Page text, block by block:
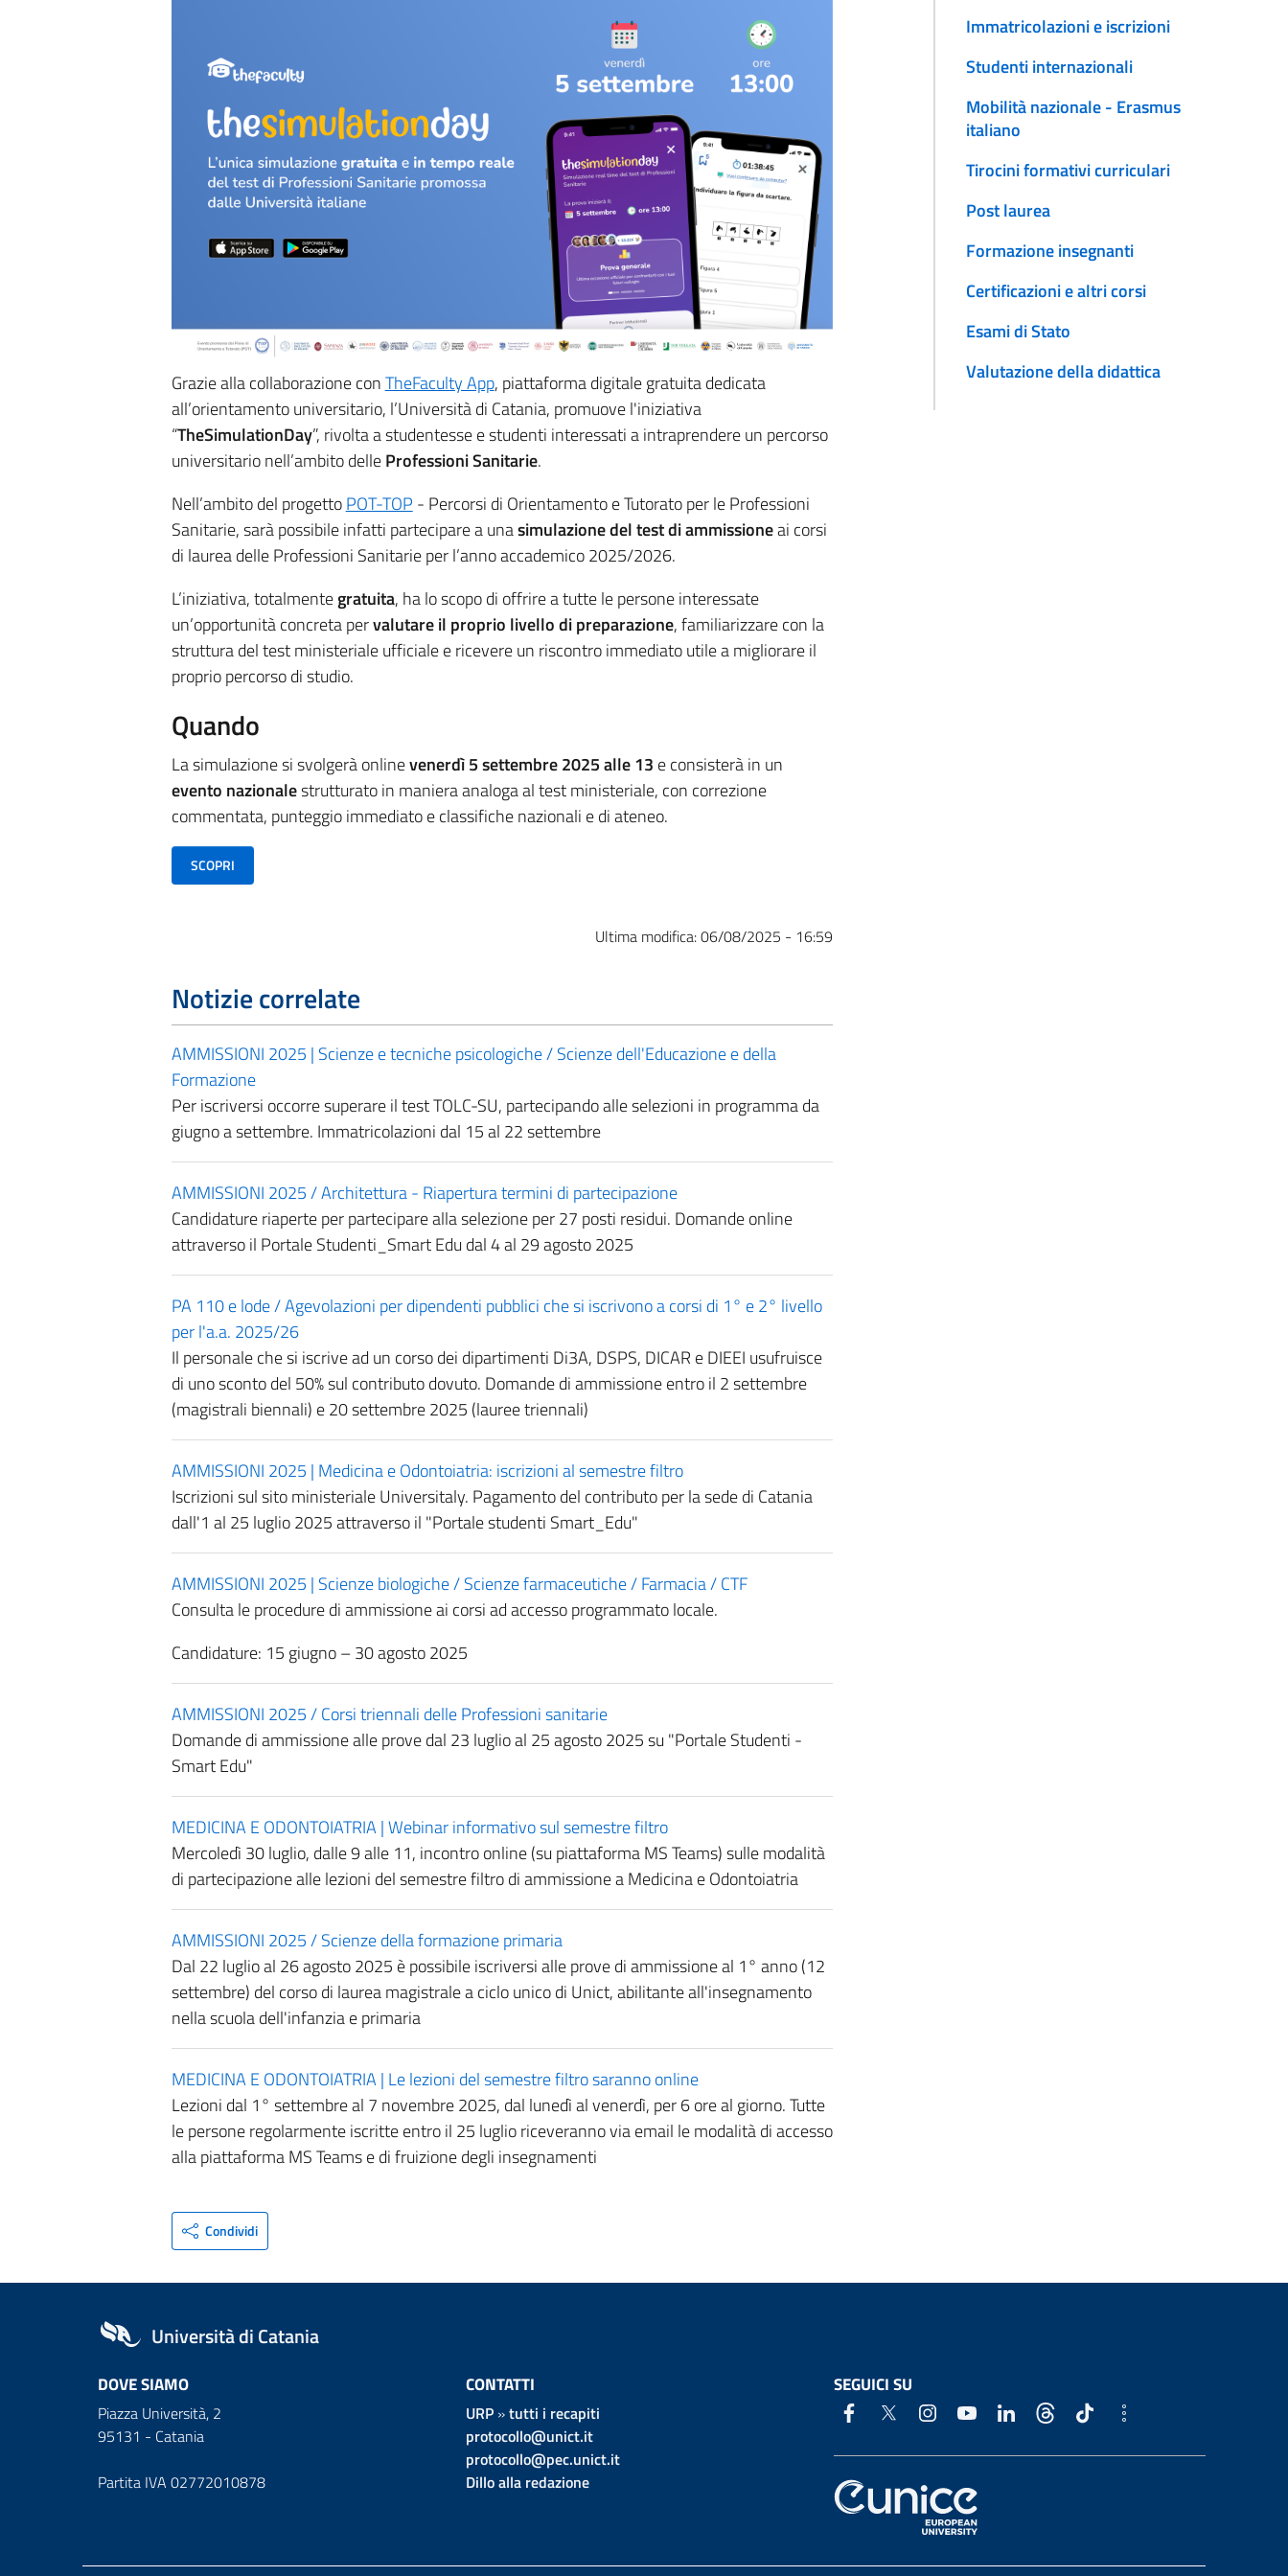
Grazie alla collaborazione conTheFaculty App, piattaforma digitale gratuita dedicata
all’orientamento universitario, l’Università di Catania, promuove l'iniziativa
“TheSimulationDay”, rivolta a studentesse e studenti interessati a intraprendere un percorso
universitario nell’ambito delleProfessioni Sanitarie.
Nell’ambito del progettoPOT-TOP - Percorsi di Orientamento e Tutorato per le Professioni
Sanitarie, sarà possibile infatti partecipare a unasimulazione del test di ammissioneai corsi
di laurea delle Professioni Sanitarie per l’anno accademico 2025/2026.
L’iniziativa, totalmentegratuita, ha lo scopo di offrire a tutte le persone interessate
un’opportunità concreta pervalutare il proprio livello di preparazione, familiarizzare con la
struttura del test ministeriale ufficiale e ricevere un riscontro immediato utile a migliorare il
proprio percorso di studio.
Quando
La simulazione si svolgerà onlinevenerdì 5 settembre 2025 alle 13 e consisterà in un
evento nazionalestrutturato in maniera analoga al test ministeriale, con correzione
commentata, punteggio immediato e classifiche nazionali e di ateneo.
SCOPRI
Ultima modifica:06/08/2025 - 16:59
Notizie correlate
AMMISSIONI 2025 | Scienze e tecniche psicologiche / Scienze dell'Educazione e della
Formazione
Per iscriversi occorre superare il test TOLC-SU, partecipando alle selezioni in programma da
giugno a settembre. Immatricolazioni dal 15 al 22 settembre
AMMISSIONI 2025 / Architettura - Riapertura termini di partecipazione
Candidature riaperte per partecipare alla selezione per 27 posti residui. Domande online
attraverso il Portale Studenti_Smart Edu dal 4 al 29 agosto 2025
PA 110 e lode / Agevolazioni per dipendenti pubblici che si iscrivono a corsi di 1° e 2° livello
per l'a.a. 2025/26
Il personale che si iscrive ad un corso dei dipartimenti Di3A, DSPS, DICAR e DIEEI usufruisce
di uno sconto del 50% sul contributo dovuto. Domande di ammissione entro il 2 settembre
(magistrali biennali) e 20 settembre 2025 (lauree triennali)
AMMISSIONI 2025 | Medicina e Odontoiatria: iscrizioni al semestre filtro
Iscrizioni sul sito ministeriale Universitaly. Pagamento del contributo per la sede di Catania
dall'1 al 25 luglio 2025 attraverso il "Portale studenti Smart_Edu"
AMMISSIONI 2025 | Scienze biologiche / Scienze farmaceutiche / Farmacia / CTF
Consulta le procedure di ammissione ai corsi ad accesso programmato locale.
Candidature: 15 giugno – 30 agosto 2025
AMMISSIONI 2025 / Corsi triennali delle Professioni sanitarie
Domande di ammissione alle prove dal 23 luglio al 25 agosto 2025 su "Portale Studenti -
Smart Edu"
MEDICINA E ODONTOIATRIA | Webinar informativo sul semestre filtro
Mercoledì 30 luglio, dalle 9 alle 11, incontro online (su piattaforma MS Teams) sulle modalità
di partecipazione alle lezioni del semestre filtro di ammissione a Medicina e Odontoiatria
AMMISSIONI 2025 / Scienze della formazione primaria
Dal 22 luglio al 26 agosto 2025 è possibile iscriversi alle prove di ammissione al 1° anno (12
settembre) del corso di laurea magistrale a ciclo unico di Unict, abilitante all'insegnamento
nella scuola dell'infanzia e primaria
MEDICINA E ODONTOIATRIA | Le lezioni del semestre filtro saranno online
Lezioni dal 1° settembre al 7 novembre 2025, dal lunedì al venerdì, per 6 ore al giorno. Tutte
le persone regolarmente iscritte entro il 25 luglio riceveranno via email le modalità di accesso
alla piattaforma MS Teams e di fruizione degli insegnamenti
Condividi
Immatricolazioni e iscrizioni
Studenti internazionali
Mobilità nazionale - Erasmus
italiano
Tirocini formativi curriculari
Post laurea
Formazione insegnanti
Certificazioni e altri corsi
Esami di Stato
Valutazione della didattica
Università di Catania
DOVE SIAMO
Piazza Università, 2
95131 - Catania
Partita IVA 02772010878
CONTATTI
URP»tutti i recapiti
protocollo@unict.it
protocollo@pec.unict.it
Dillo alla redazione
SEGUICI SU